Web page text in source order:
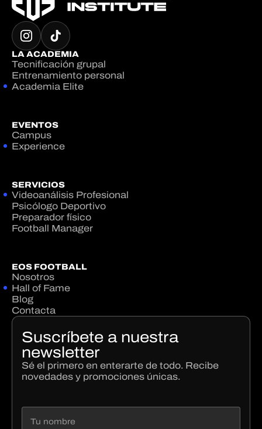
LA ACADEMIA
Tecnificación grupal
Entrenamiento personal
Academia Elite
EVENTOS
Campus
Experience
SERVICIOS
Videoanálisis Profesional
Psicólogo Deportivo
Preparador físico
Football Manager
EOS FOOTBALL
Nosotros
Hall of Fame
Blog
Contacta
Suscríbete a nuestra
newsletter
Sé el primero en enterarte de todo. Recibe
novedades y promociones únicas.